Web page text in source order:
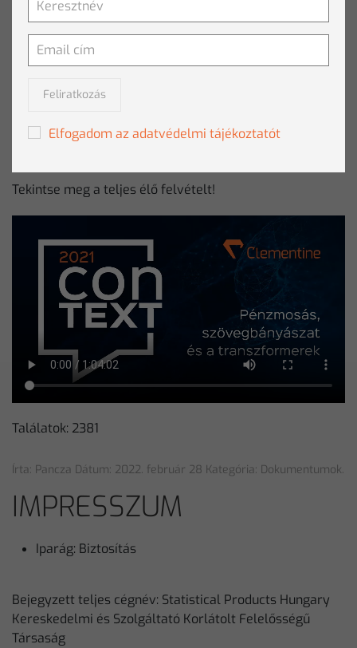
Tekintse meg a teljes élő felvételt!
Találatok: 2381
Írta: Pancza Dátum: 2022. február 28 Kategória: Dokumentumok.
IMPRESSZUM
Iparág: Biztosítás
Bejegyzett teljes cégnév: Statistical Products Hungary
Kereskedelmi és Szolgáltató Korlátolt Felelősségű
Társaság
Feliratkozás
Elfogadom az adatvédelmi tájékoztatót